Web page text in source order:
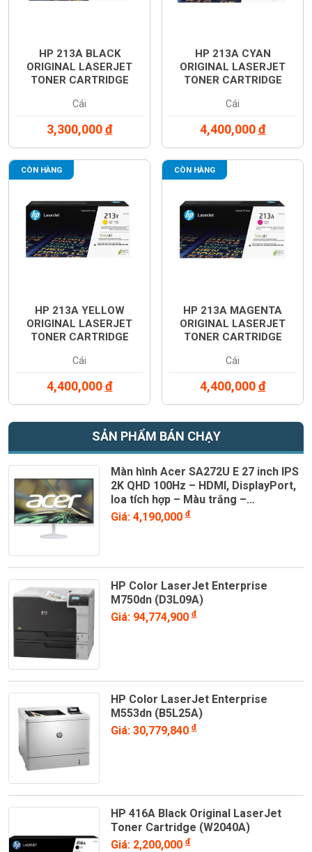
HP 213A BLACK
ORIGINAL LASERJET
TONER CARTRIDGE
Cái
3,300,000đ
HP 213A CYAN
ORIGINAL LASERJET
TONER CARTRIDGE
Cái
4,400,000đ
CÒN HÀNG
HP 213A YELLOW
ORIGINAL LASERJET
TONER CARTRIDGE
Cái
4,400,000đ
CÒN HÀNG
HP 213A MAGENTA
ORIGINAL LASERJET
TONER CARTRIDGE
Cái
4,400,000đ
SẢN PHẨM BÁN CHẠY
Màn hình Acer SA272U E 27 inch IPS
2K QHD 100Hz – HDMI, DisplayPort,
loa tích hợp – Màu trắng –
UM.HS2SV.E03
Giá: 4,190,000đ
HP Color LaserJet Enterprise
M750dn (D3L09A)
Giá: 94,774,900đ
HP Color LaserJet Enterprise
M553dn (B5L25A)
Giá: 30,779,840đ
HP 416A Black Original LaserJet
Toner Cartridge (W2040A)
Giá: 2,200,000đ